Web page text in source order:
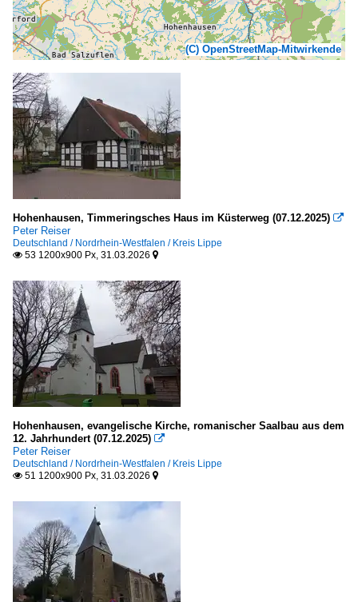
(C) OpenStreetMap-Mitwirkende
Hohenhausen, Timmer­ingsches Haus im Küsterweg (07.12.2025) 
Peter Reiser
Deutschland / Nordrhein-Westfalen / Kreis Lippe
 53 1200x900 Px, 31.03.2026 
Hohenhausen, evangelische Kirche, romanischer Saalbau aus dem
12. Jahrhundert (07.12.2025) 
Peter Reiser
Deutschland / Nordrhein-Westfalen / Kreis Lippe
 51 1200x900 Px, 31.03.2026 